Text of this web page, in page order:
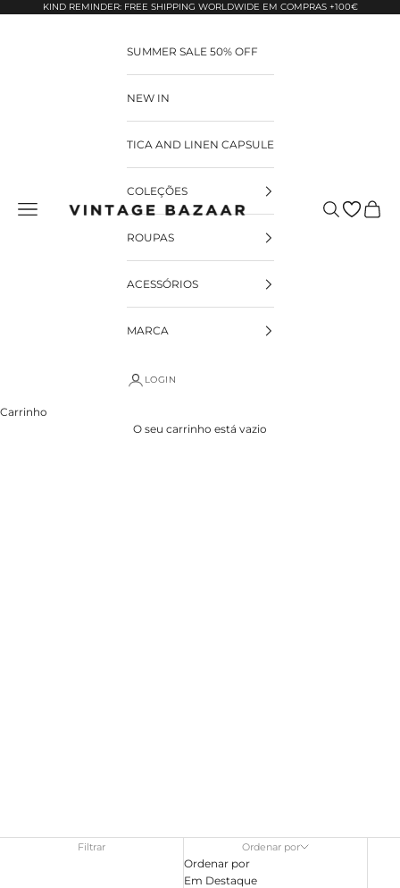
Pular para o conteúdo
KIND REMINDER: FREE SHIPPING WORLDWIDE EM COMPRAS +100€
Vintage Bazaar Pesquisar
SUMMER SALE 50% OFF
NEW IN
TICA AND LINEN CAPSULE
COLEÇÕES
ROUPAS
ACESSÓRIOS
MARCA
LOGIN
Carrinho
O seu carrinho está vazio
CASACOS E COLETES
Filtrar Ordenar por
Ordenar por
Em Destaque